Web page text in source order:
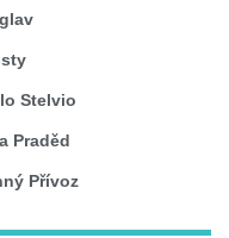
Stelvio
Praděd
Přívoz